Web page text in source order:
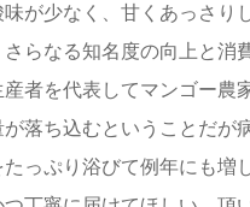
味が少なく、甘くあっさ
さらなる知名度の向上と消
者を代表してマンゴー農
が落ち込むということだが
たっぷり浴びて例年にも増